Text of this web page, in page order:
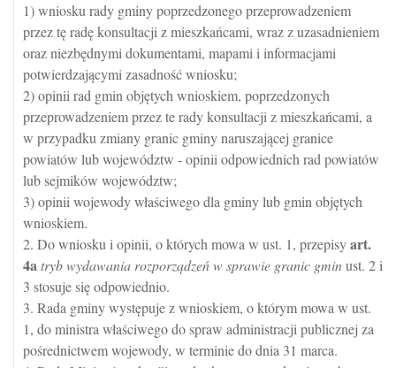
1) wniosku rady gminy poprzedzonego przeprowadzeniem
przez tę radę konsultacji z mieszkańcami, wraz z uzasadnieniem
oraz niezbędnymi dokumentami, mapami i informacjami
potwierdzającymi zasadność wniosku;
2) opinii rad gmin objętych wnioskiem, poprzedzonych
przeprowadzeniem przez te rady konsultacji z mieszkańcami, a
w przypadku zmiany granic gminy naruszającej granice
powiatów lub województw - opinii odpowiednich rad powiatów
lub sejmików województw;
3) opinii wojewody właściwego dla gminy lub gmin objętych
wnioskiem.
2. Do wniosku i opinii, o których mowa w ust. 1, przepisyart.
4atryb wydawania rozporządzeń w sprawie granic gminust. 2 i
3 stosuje się odpowiednio.
3. Rada gminy występuje z wnioskiem, o którym mowa w ust.
1, do ministra właściwego do spraw administracji publicznej za
pośrednictwem wojewody, w terminie do dnia 31 marca.